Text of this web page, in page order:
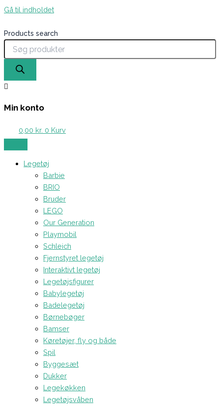
Gå til indholdet
Products search
Min konto
0,00 kr. 0 Kurv
Legetøj
Barbie
BRIO
Bruder
LEGO
Our Generation
Playmobil
Schleich
Fjernstyret legetøj
Interaktivt legetøj
Legetøjsfigurer
Babylegetøj
Badelegetøj
Børnebøger
Bamser
Køretøjer, fly og både
Spil
Byggesæt
Dukker
Legekøkken
Legetøjsvåben